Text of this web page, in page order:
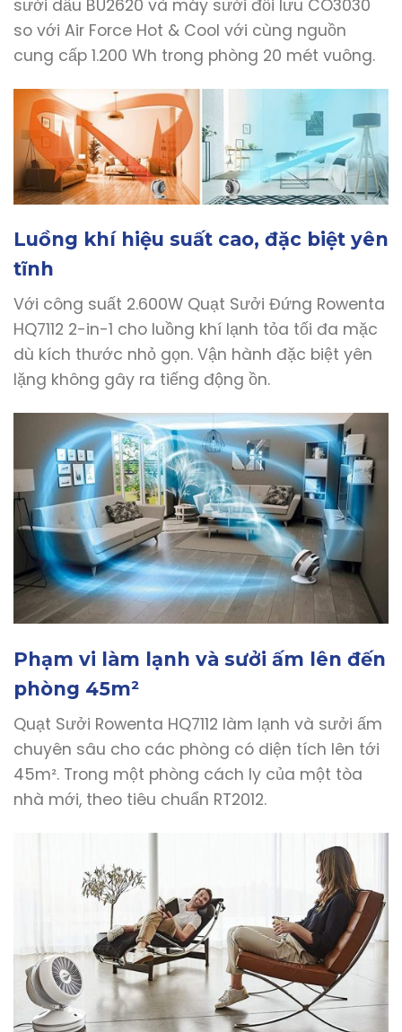
sưởi dầu BU2620 và máy sưởi đối lưu CO3030
so với Air Force Hot & Cool với cùng nguồn
cung cấp 1.200 Wh trong phòng 20 mét vuông.
Luồng khí hiệu suất cao, đặc biệt yên
tĩnh
Với công suất 2.600W Quạt Sưởi Đứng Rowenta
HQ7112 2-in-1 cho luồng khí lạnh tỏa tối đa mặc
dù kích thước nhỏ gọn. Vận hành đặc biệt yên
lặng không gây ra tiếng động ồn.
Phạm vi làm lạnh và sưởi ấm lên đến
phòng 45m²
Quạt Sưởi Rowenta HQ7112 làm lạnh và sưởi ấm
chuyên sâu cho các phòng có diện tích lên tới
45m². Trong một phòng cách ly của một tòa
nhà mới, theo tiêu chuẩn RT2012.